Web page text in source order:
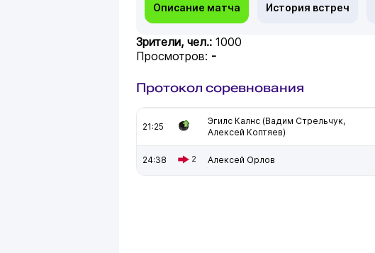
Описание матча История встреч
Зрители, чел.: 1000
Просмотров: -
Протокол соревнования
21:25
Эгилс Калнс (Вадим Стрельчук,
Алексей Коптяев)
24:38 2 Алексей Орлов